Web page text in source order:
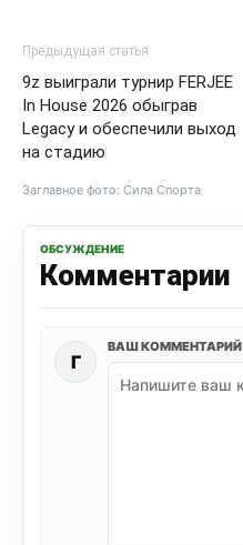
Предыдущая статья
9z выиграли турнир FERJEE
In House 2026 обыграв
Legacy и обеспечили выход
на стадию
Заглавное фото: Сила Спорта
ОБСУЖДЕНИЕ
Комментарии
Г
ВАШ КОММЕНТАРИЙ